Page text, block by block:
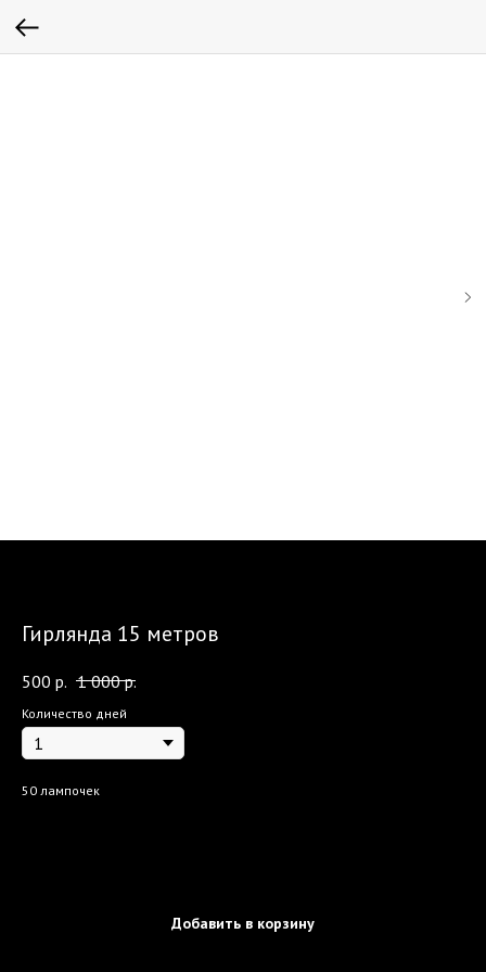
Гирлянда 15 метров
500 р. 1 000 р.
Количество дней
Добавить в корзину
50 лампочек